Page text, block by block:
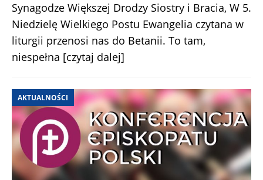
Synagodze Większej Drodzy Siostry i Bracia, W 5.
Niedzielę Wielkiego Postu Ewangelia czytana w
liturgii przenosi nas do Betanii. To tam,
niespełna [czytaj dalej]
AKTUALNOŚCI